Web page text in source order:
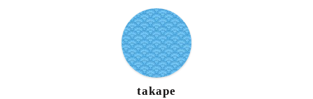
takape